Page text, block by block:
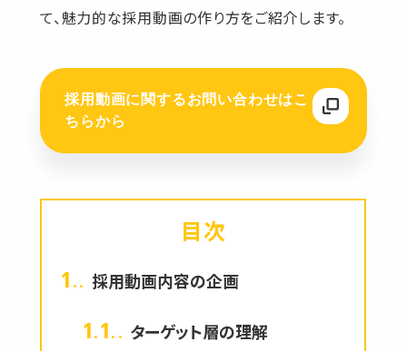
て、魅力的な採用動画の作り方をご紹介します。
採用動画に関するお問い合わせはこ
ちらから
目次
1. 採用動画内容の企画
1.1. ターゲット層の理解